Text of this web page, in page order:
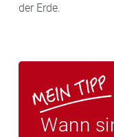
der Erde.
Wann